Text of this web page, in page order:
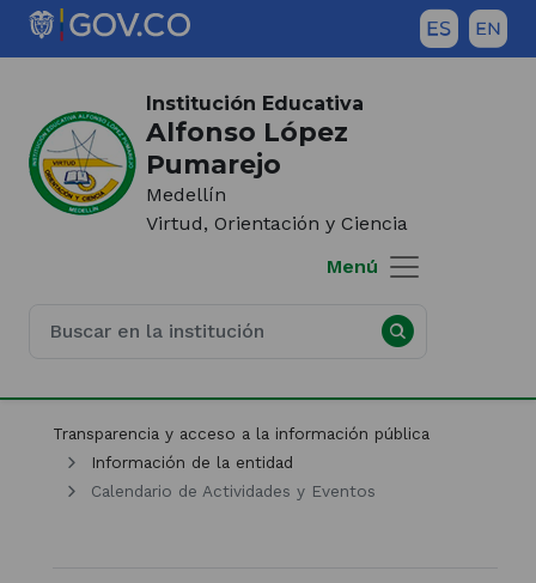
Saltar al contenido principal
(Este
abrirá
una
nueva
pestaña)
Institución Educativa
Alfonso López
Pumarejo
Medellín
Virtud, Orientación y Ciencia
Menú
Inicio del contenido principal
Transparencia y acceso a la información pública
Información de la entidad
Calendario de Actividades y Eventos